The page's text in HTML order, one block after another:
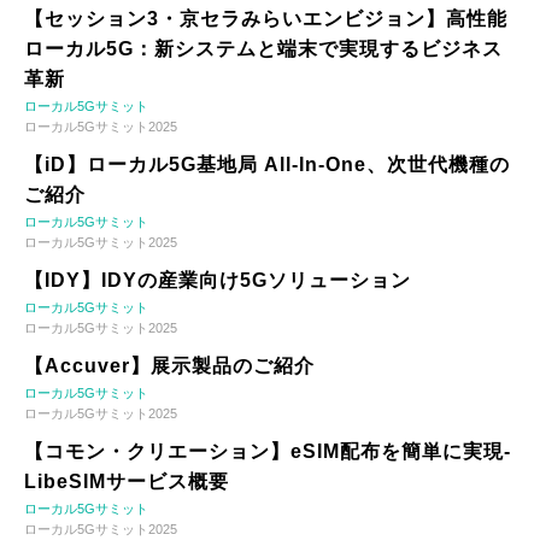
【セッション3・京セラみらいエンビジョン】高性能
ローカル5G：新システムと端末で実現するビジネス
革新
ローカル5Gサミット
ローカル5Gサミット2025
【iD】ローカル5G基地局 All-In-One、次世代機種の
ご紹介
ローカル5Gサミット
ローカル5Gサミット2025
【IDY】IDYの産業向け5Gソリューション
ローカル5Gサミット
ローカル5Gサミット2025
【Accuver】展示製品のご紹介
ローカル5Gサミット
ローカル5Gサミット2025
【コモン・クリエーション】eSIM配布を簡単に実現-
LibeSIMサービス概要
ローカル5Gサミット
ローカル5Gサミット2025